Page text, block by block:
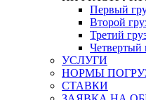
Первый
Второй
Третий
Четвертый
УСЛУГИ
НОРМЫ
СТАВКИ